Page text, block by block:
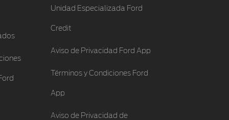
Unidad Especializada Ford
Credit
Aviso de Privacidad Ford App
Términos y Condiciones Ford
App
Aviso de Privacidad de